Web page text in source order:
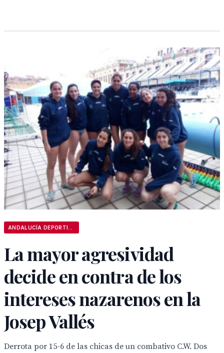
La mayor agresividad
decide en contra de los
intereses nazarenos en la
Josep Vallés
Derrota por 15-6 de las chicas de un combativo C.W. Dos